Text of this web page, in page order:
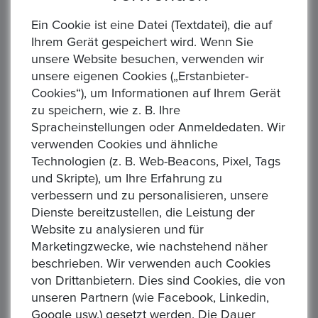
verzichtet der Käufer ausdrücklich auf das neue EU-
Garantierecht. Es ist ein Privatverkauf unter Ausschluss
der gesetzlichen Gewährleistung auch keine
Gewährleistung bei unversichertem Versand.
Artikelstandort :
Lieferzeit :5 Tage
Rücknahmegarantie :Privatverkauf, keine Rücknahme
oder Garantie
Art des Verkäufers :Privatverkäufer
Art der Steuer :Keine zusätzliche Steuer
DHL,Hermes
Zahlung :, Paypal
Ein Cookie ist eine Datei (Textdatei), die auf
Ihrem Gerät gespeichert wird. Wenn Sie
unsere Website besuchen, verwenden wir
unsere eigenen Cookies („Erstanbieter-
Cookies“), um Informationen auf Ihrem Gerät
zu speichern, wie z. B. Ihre
Spracheinstellungen oder Anmeldedaten. Wir
verwenden Cookies und ähnliche
Technologien (z. B. Web-Beacons, Pixel, Tags
und Skripte), um Ihre Erfahrung zu
verbessern und zu personalisieren, unsere
Dienste bereitzustellen, die Leistung der
Website zu analysieren und für
Marketingzwecke, wie nachstehend näher
beschrieben. Wir verwenden auch Cookies
von Drittanbietern. Dies sind Cookies, die von
unseren Partnern (wie Facebook, Linkedin,
Google usw.) gesetzt werden. Die Dauer